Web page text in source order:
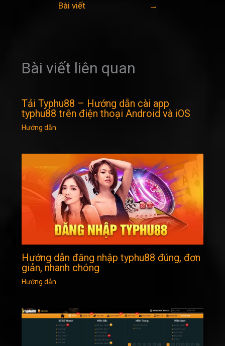
Bài viết
→
Bài viết liên quan
Tải Typhu88 – Hướng dẫn cài app
typhu88 trên điện thoại Android và iOS
Hướng dẫn
Hướng dẫn đăng nhập typhu88 đúng, đơn
giản, nhanh chóng
Hướng dẫn